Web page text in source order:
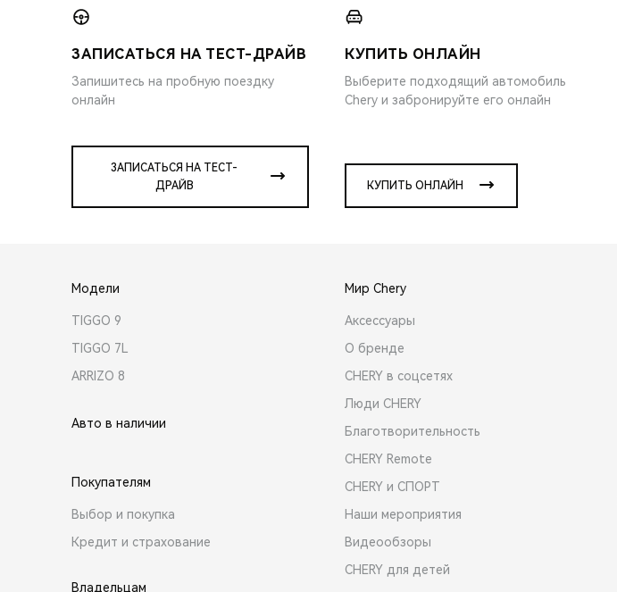
ЗАПИСАТЬСЯ НА ТЕСТ-ДРАЙВ
Запишитесь на пробную поездку
онлайн
ЗАПИСАТЬСЯ НА ТЕСТ-
ДРАЙВ
КУПИТЬ ОНЛАЙН
Выберите подходящий автомобиль
Chery и забронируйте его онлайн
КУПИТЬ ОНЛАЙН
Модели
TIGGO 9
TIGGO 7L
ARRIZO 8
Авто в наличии
Покупателям
Выбор и покупка
Кредит и страхование
Владельцам
Мир Chery
Аксессуары
О бренде
CHERY в соцсетях
Люди CHERY
Благотворительность
CHERY Remote
CHERY и СПОРТ
Наши мероприятия
Видеообзоры
CHERY для детей